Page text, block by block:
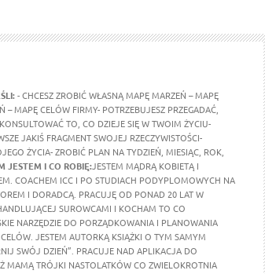
- CHCESZ ZROBIĆ WŁASNĄ MAPĘ MARZEŃ – MAPĘ
– MAPĘ CELÓW FIRMY- POTRZEBUJESZ PRZEGADAĆ,
TO, CO DZIEJE SIĘ W TWOIM ŻYCIU-
JAKIŚ FRAGMENT SWOJEJ RZECZYWISTOŚCI-
ŻYCIA- ZROBIĆ PLAN NA TYDZIEŃ, MIESIĄC, ROK,
JESTEM I CO ROBIĘ:JESTEM MĄDRĄ KOBIETĄ I
COACHEM ICC I PO STUDIACH PODYPLOMOWYCH NA
I DORADCĄ. PRACUJĘ OD PONAD 20 LAT W
SUROWCAMI I KOCHAM TO CO
NARZĘDZIE DO PORZĄDKOWANIA I PLANOWANIA
JESTEM AUTORKĄ KSIĄŻKI O TYM SAMYM
SWÓJ DZIEŃ”. PRACUJE NAD APLIKACJA DO
MAMĄ TRÓJKI NASTOLATKÓW CO ZWIELOKROTNIA